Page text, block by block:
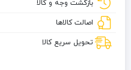
بازگشت وجه و کالا
اصالت کالاها
تحویل سریع کالا